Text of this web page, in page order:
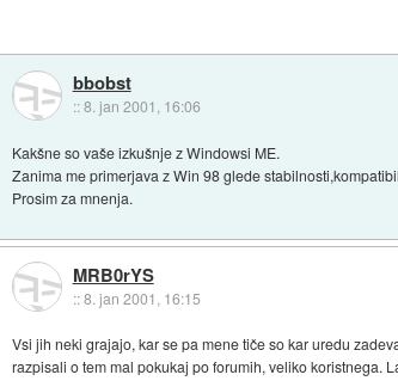
bbobst
::8. jan 2001, 16:06
Kakšne so vaše izkušnje z Windowsi ME.
Zanima me primerjava z Win 98 glede
Prosim za mnenja.
MRB0rYS
::8. jan 2001, 16:15
Vsi jih neki grajajo, kar se pa mene tiče so kar uredu
razpisali o tem mal pokukaj po forumih, veliko koristnega.